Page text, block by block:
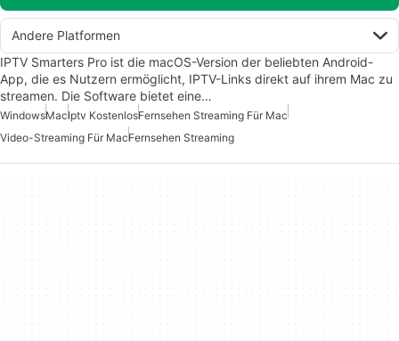
Andere Platformen
IPTV Smarters Pro ist die macOS-Version der beliebten Android-
App, die es Nutzern ermöglicht, IPTV-Links direkt auf ihrem Mac zu
streamen. Die Software bietet eine…
WindowsMacIptv KostenlosFernsehen Streaming Für Mac
Video-Streaming Für MacFernsehen Streaming